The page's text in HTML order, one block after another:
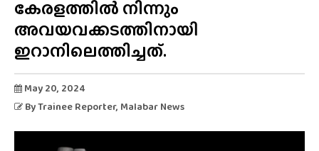
കേരളത്തിൽ നിന്നും
അവയവക്കടത്തിനായി
ഇറാനിലെത്തിച്ചത്.
May 20, 2024
ByTrainee Reporter, Malabar News